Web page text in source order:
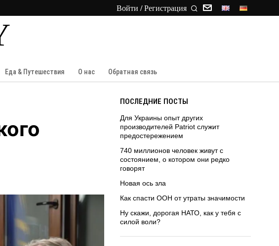
Войти / Регистрация
Еда & Путешествия О нас Обратная связь
ПОСЛЕДНИЕ ПОСТЫ
Для Украины опыт других
производителей Patriot служит
предостережением
740 миллионов человек живут с
состоянием, о котором они редко
говорят
Новая ось зла
Как спасти ООН от утраты значимости
Ну скажи, дорогая НАТО, как у тебя с
силой воли?